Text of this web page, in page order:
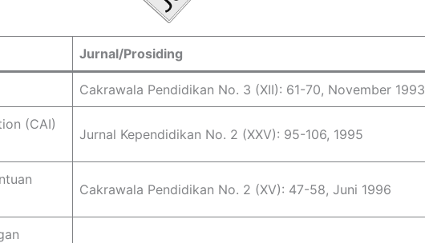
Jurnal/Prosiding
Cakrawala Pendidikan No. 3 (XII): 61-70, November 1993
(CAI)
Jurnal Kependidikan No. 2 (XXV): 95-106, 1995
Cakrawala Pendidikan No. 2 (XV): 47-58, Juni 1996